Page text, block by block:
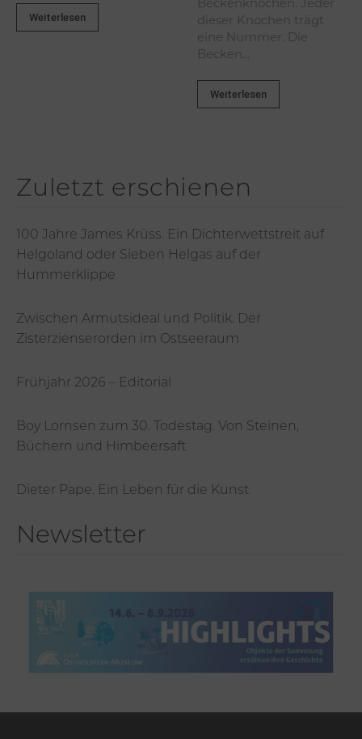
Weiterlesen
Beckenknochen. Jeder
dieser Knochen trägt
eine Nummer. Die
Becken...
Weiterlesen
Zuletzt erschienen
100 Jahre James Krüss. Ein Dichterwettstreit auf
Helgoland oder Sieben Helgas auf der
Hummerklippe
Zwischen Armutsideal und Politik. Der
Zisterzienserorden im Ostseeraum
Frühjahr 2026 – Editorial
Boy Lornsen zum 30. Todestag. Von Steinen,
Büchern und Himbeersaft
Dieter Pape. Ein Leben für die Kunst
Newsletter